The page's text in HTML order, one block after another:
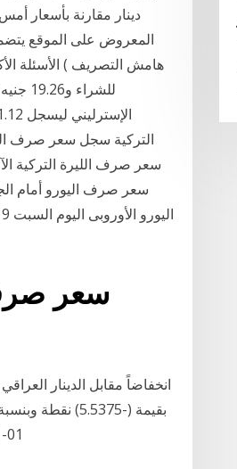
دينار مقارنة بأسعار
سعر
01-2021 لتسجل سعر 1,769.5635 🔽 مقارنة بالسعر الأفتتاحى السابق منذ 2 يوم